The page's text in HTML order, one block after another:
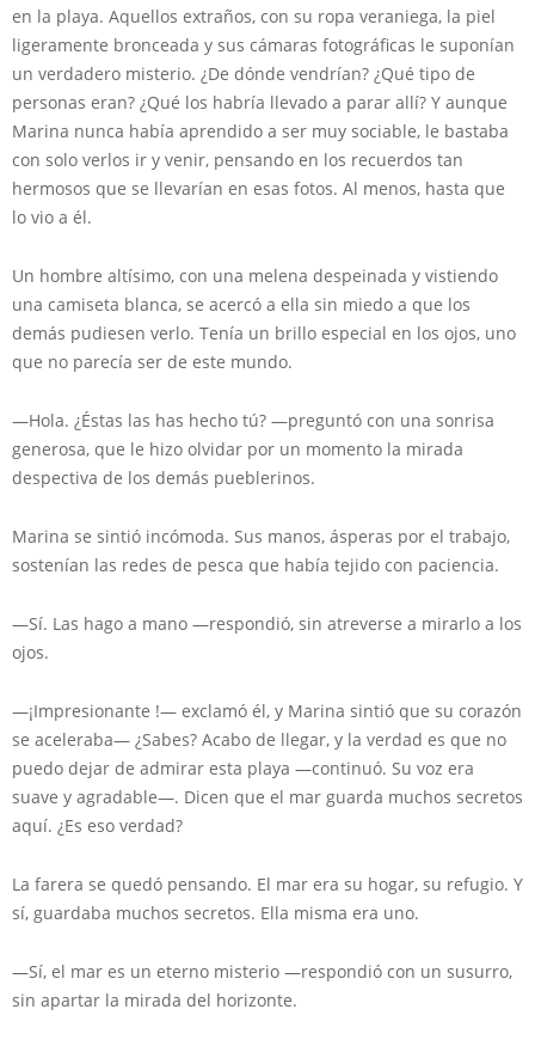
en la playa. Aquellos extraños, con su ropa veraniega, la piel
ligeramente bronceada y sus cámaras fotográficas le suponían
un verdadero misterio. ¿De dónde vendrían? ¿Qué tipo de
personas eran? ¿Qué los habría llevado a parar allí? Y aunque
Marina nunca había aprendido a ser muy sociable, le bastaba
con solo verlos ir y venir, pensando en los recuerdos tan
hermosos que se llevarían en esas fotos. Al menos, hasta que
lo vio a él.
Un hombre altísimo, con una melena despeinada y vistiendo
una camiseta blanca, se acercó a ella sin miedo a que los
demás pudiesen verlo. Tenía un brillo especial en los ojos, uno
que no parecía ser de este mundo.
—Hola. ¿Éstas las has hecho tú? —preguntó con una sonrisa
generosa, que le hizo olvidar por un momento la mirada
despectiva de los demás pueblerinos.
Marina se sintió incómoda. Sus manos, ásperas por el trabajo,
sostenían las redes de pesca que había tejido con paciencia.
—Sí. Las hago a mano —respondió, sin atreverse a mirarlo a los
ojos.
—¡Impresionante !— exclamó él, y Marina sintió que su corazón
se aceleraba— ¿Sabes? Acabo de llegar, y la verdad es que no
puedo dejar de admirar esta playa —continuó. Su voz era
suave y agradable—. Dicen que el mar guarda muchos secretos
aquí. ¿Es eso verdad?
La farera se quedó pensando. El mar era su hogar, su refugio. Y
sí, guardaba muchos secretos. Ella misma era uno.
—Sí, el mar es un eterno misterio —respondió con un susurro,
sin apartar la mirada del horizonte.